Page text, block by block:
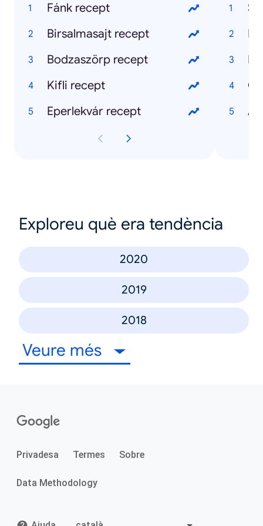
Fánk recept
Birsalmasajt recept
Bodzaszörp recept
Kifli recept
Eperlekvár recept
A
Exploreu què era tendència
2020
2019
2018
Veure més
Privadesa Termes Sobre
Data Methodology